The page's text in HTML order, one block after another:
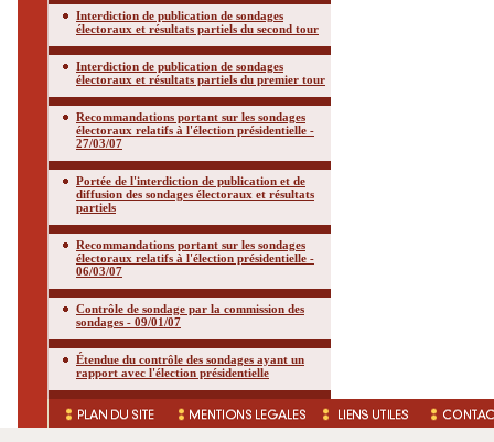
Interdiction de publication de sondages
électoraux et résultats partiels du second tour
Interdiction de publication de sondages
électoraux et résultats partiels du premier tour
Recommandations portant sur les sondages
électoraux relatifs à l'élection présidentielle -
27/03/07
Portée de l'interdiction de publication et de
diffusion des sondages électoraux et résultats
partiels
Recommandations portant sur les sondages
électoraux relatifs à l'élection présidentielle -
06/03/07
Contrôle de sondage par la commission des
sondages - 09/01/07
Étendue du contrôle des sondages ayant un
rapport avec l'élection présidentielle